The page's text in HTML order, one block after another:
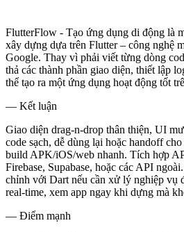
FlutterFlow - Tạo ứng dụng di động là
xây dựng dựa trên Flutter – công nghệ
Google. Thay vì phải viết từng dòng
thả các thành phần giao diện, thiết lập
thể tạo ra một ứng dụng hoạt động tốt
— Kết luận
Giao diện drag-n-drop thân thiện, UI
code sạch, dễ dùng lại hoặc handoff
build APK/iOS/web nhanh. Tích hợp
Firebase, Supabase, hoặc các API
chỉnh với Dart nếu cần xử lý nghiệp vụ
real-time, xem app ngay khi dựng mà
— Điểm mạnh